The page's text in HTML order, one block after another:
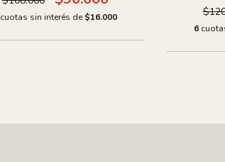
cuotas sin interés de $16.000
6